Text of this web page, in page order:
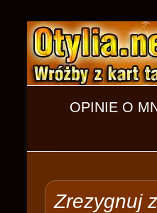
OPINIE O
Zrezygnuj